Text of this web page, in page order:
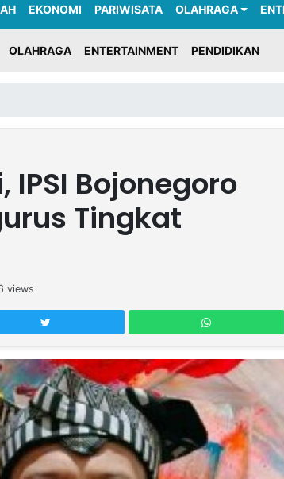
EKONOMI PARIWISATA OLAHRAGA
OLAHRAGA ENTERTAINMENT PENDIDIKAN
IPSI Bojonegoro
Tingkat
views